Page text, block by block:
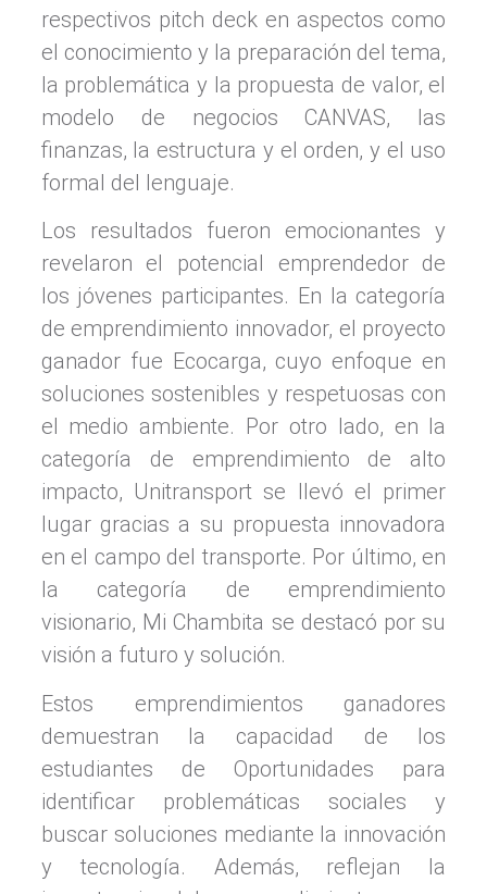
respectivos pitch deck en aspectos como
el conocimiento y la preparación del tema,
la problemática y la propuesta de valor, el
modelo de negocios CANVAS, las
finanzas, la estructura y el orden, y el uso
formal del lenguaje.
Los resultados fueron emocionantes y
revelaron el potencial emprendedor de
los jóvenes participantes. En la categoría
de emprendimiento innovador, el proyecto
ganador fue Ecocarga, cuyo enfoque en
soluciones sostenibles y respetuosas con
el medio ambiente. Por otro lado, en la
categoría de emprendimiento de alto
impacto, Unitransport se llevó el primer
lugar gracias a su propuesta innovadora
en el campo del transporte. Por último, en
la categoría de emprendimiento
visionario, Mi Chambita se destacó por su
visión a futuro y solución.
Estos emprendimientos ganadores
demuestran la capacidad de los
estudiantes de Oportunidades para
identificar problemáticas sociales y
buscar soluciones mediante la innovación
y tecnología. Además, reflejan la